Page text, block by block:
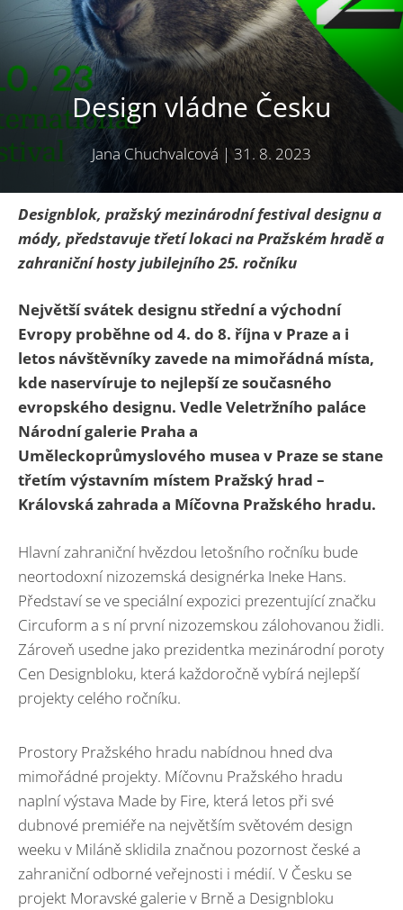
Design vládne Česku
Jana Chuchvalcová |31. 8. 2023
Designblok, pražský mezinárodní festival designu a
módy, představuje třetí lokaci na Pražském hradě a
zahraniční hosty jubilejního 25. ročníku
Největší svátek designu střední a východní
Evropy proběhne od 4. do 8. října v Praze a i
letos návštěvníky zavede na mimořádná místa,
kde naservíruje to nejlepší ze současného
evropského designu. Vedle Veletržního paláce
Národní galerie Praha a
Uměleckoprůmyslového musea v Praze se stane
třetím výstavním místem Pražský hrad –
Královská zahrada a Míčovna Pražského hradu.
Hlavní zahraniční hvězdou letošního ročníku bude
neortodoxní nizozemská designérka Ineke Hans.
Představí se ve speciální expozici prezentující značku
Circuform a s ní první nizozemskou zálohovanou židli.
Zároveň usedne jako prezidentka mezinárodní poroty
Cen Designbloku, která každoročně vybírá nejlepší
projekty celého ročníku.
Prostory Pražského hradu nabídnou hned dva
mimořádné projekty. Míčovnu Pražského hradu
naplní výstava Made by Fire, která letos při své
dubnové premiéře na největším světovém design
weeku v Miláně sklidila značnou pozornost české a
zahraniční odborné veřejnosti i médií. V Česku se
projekt Moravské galerie v Brně a Designbloku